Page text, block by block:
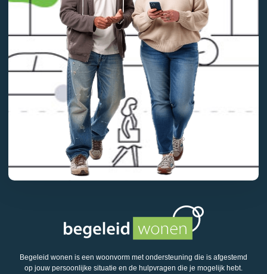
Begeleid wonen is een woonvorm met ondersteuning die is afgestemd
op jouw persoonlijke situatie en de hulpvragen die je mogelijk hebt.